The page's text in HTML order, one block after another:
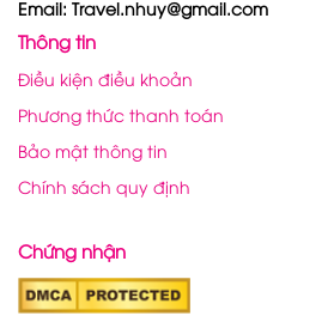
Email: Travel.nhuy@gmail.com
Thông tin
Điều kiện điều khoản
Phương thức thanh toán
Bảo mật thông tin
Chính sách quy định
Chứng nhận